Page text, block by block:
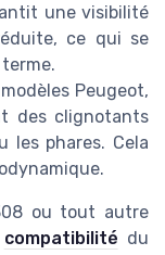
une visibilité
ce qui se
Peugeot,
des clignotants
les phares. Cela
ou tout autre
compatibilité du